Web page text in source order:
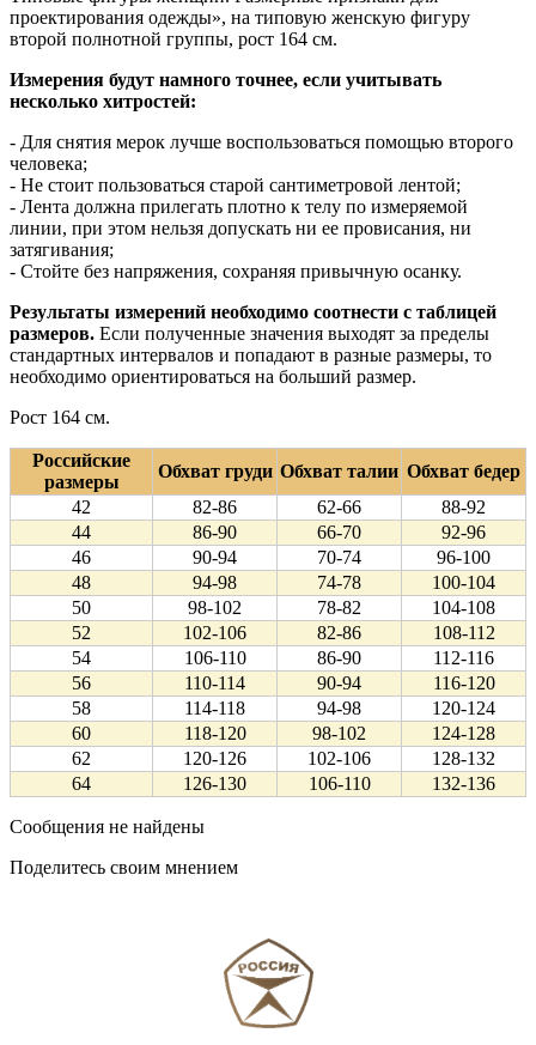
проектирования одежды», на типовую женскую фигуру
второй полнотной группы, рост 164 см.
Измерения будут намного точнее, если учитывать
несколько хитростей:
- Для снятия мерок лучше воспользоваться помощью второго
человека;
- Не стоит пользоваться старой сантиметровой лентой;
- Лента должна прилегать плотно к телу по измеряемой
линии, при этом нельзя допускать ни ее провисания, ни
затягивания;
- Стойте без напряжения, сохраняя привычную осанку.
Результаты измерений необходимо соотнести с таблицей
размеров. Если полученные значения выходят за пределы
стандартных интервалов и попадают в разные размеры, то
необходимо ориентироваться на больший размер.
Рост 164 см.
Российские
размеры
Обхват груди Обхват талии Обхват бедер
42
82-86 62-66
88-92
44
86-90 66-70
92-96
46
90-94 70-74
96-100
48
94-98 74-78
100-104
50
98-102 78-82
104-108
52
102-106 82-86
108-112
54
106-110 86-90
112-116
56
110-114 90-94
116-120
58
114-118 94-98
120-124
60
118-120 98-102
124-128
62
120-126 102-106
128-132
64
126-130 106-110 132-136
Сообщения не найдены
Поделитесь своим мнением